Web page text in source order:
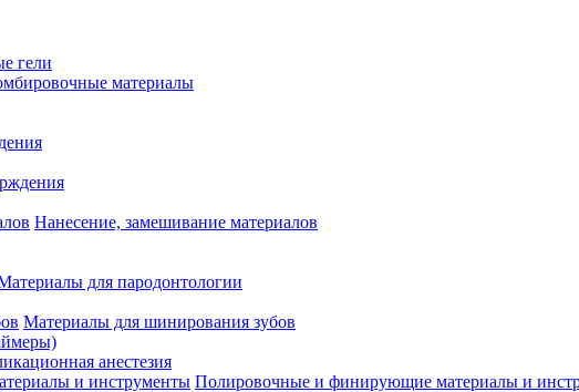
гели
материалы
Нанесение, замешивание материалов
для пародонтологии
Материалы для шинирования зубов
анестезия
Полировочные и финирующие материалы и